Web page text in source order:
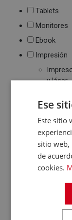
Tablets
Monitores
Ebook
Impresión
y láser
Periféricos
de
Ese
Este sitio
sitio web,
de
cookies.